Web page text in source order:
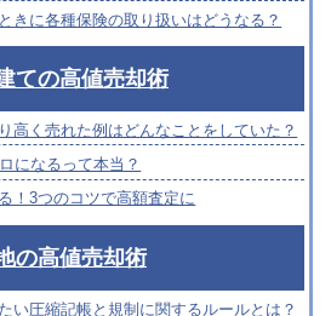
きに各種保険の取り扱いはどうなる？
ての高値売却術
高く売れた例はどんなことをしていた？
になるって本当？
！3つのコツで高額査定に
の高値売却術
い圧縮記帳と規制に関するルールとは？